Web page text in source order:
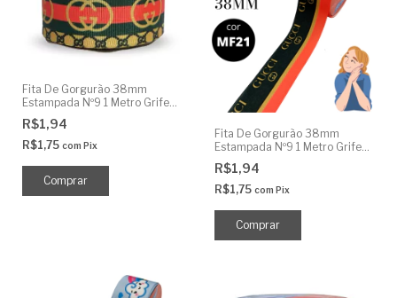
Fita De Gorgurão 38mm
Estampada Nº9 1 Metro Grife
Clássica
R$1,94
R$1,75 com Pix
Fita De Gorgurão 38mm
Estampada Nº9 1 Metro Grife
Famosa
R$1,94
R$1,75 com Pix